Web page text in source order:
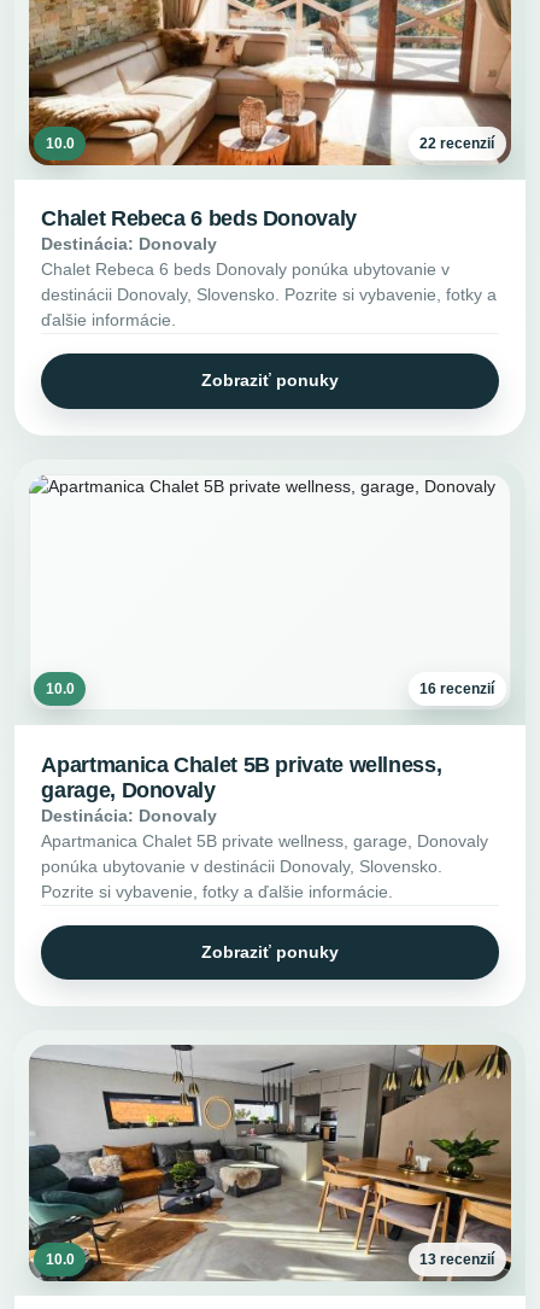
10.0 22 recenzií
Chalet Rebeca 6 beds Donovaly
Destinácia: Donovaly
Chalet Rebeca 6 beds Donovaly ponúka ubytovanie v
destinácii Donovaly, Slovensko. Pozrite si vybavenie, fotky a
ďalšie informácie.
Zobraziť ponuky
10.0 16 recenzií
Apartmanica Chalet 5B private wellness,
garage, Donovaly
Destinácia: Donovaly
Apartmanica Chalet 5B private wellness, garage, Donovaly
ponúka ubytovanie v destinácii Donovaly, Slovensko.
Pozrite si vybavenie, fotky a ďalšie informácie.
Zobraziť ponuky
10.0 13 recenzií